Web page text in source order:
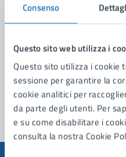
Consenso
Questo sito web utilizza i
Questo sito utilizza i cookie
sessione per garantire la
cookie analitici per
da parte degli utenti. Per
e su come disabilitare i
consulta la nostra Cookie
Prenota
Problemi in città
Segnala disservizio